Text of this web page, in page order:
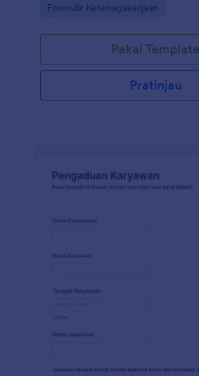
Jotform hadir untuk mempermudah
Go to Category:
Formulir Ketenagakerjaan
Pakai Template
Pratinjau